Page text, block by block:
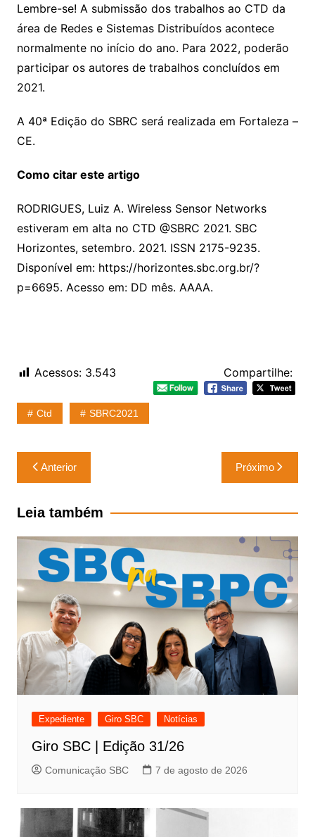
Lembre-se! A submissão dos trabalhos ao CTD da
área de Redes e Sistemas Distribuídos acontece
normalmente no início do ano. Para 2022, poderão
participar os autores de trabalhos concluídos em
2021.
A 40ª Edição do SBRC será realizada em Fortaleza –
CE.
Como citar este artigo
RODRIGUES, Luiz A. Wireless Sensor Networks
estiveram em alta no CTD @SBRC 2021. SBC
Horizontes, setembro. 2021. ISSN 2175-9235.
Disponível em: https://horizontes.sbc.org.br/?
p=6695. Acesso em: DD mês. AAAA.
Compartilhe:
Acessos: 3.543
Ctd SBRC2021
Navegação
de
Post
Anterior Próximo
Leia também
Expediente Giro SBC Notícias
Giro SBC | Edição 31/26
Comunicação SBC 7 de agosto de 2026